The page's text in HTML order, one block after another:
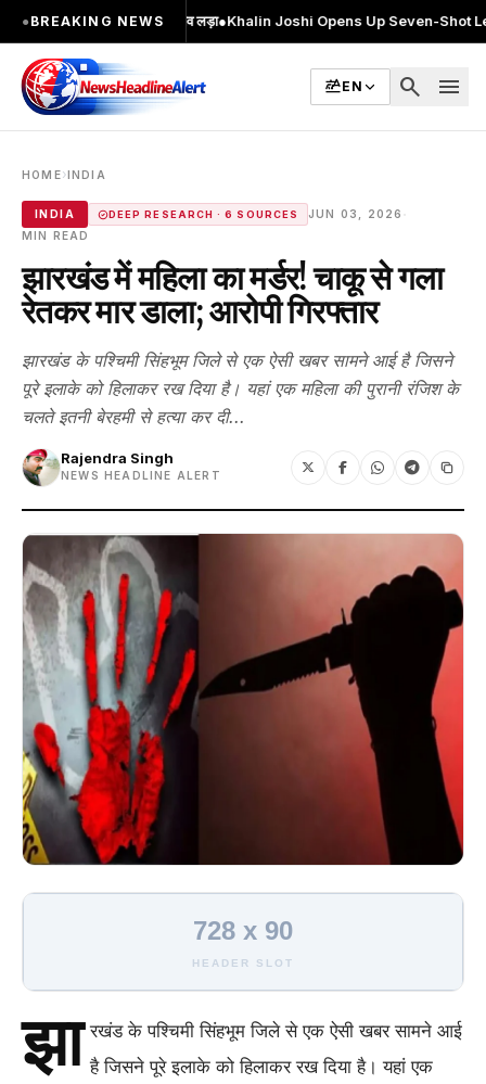
● BREAKING NEWS
किया, 2 बार चुनाव लड़ा●Khalin Joshi Opens Up Seven-Shot Lead After
EN search menu
HOME›INDIA
INDIA DEEP RESEARCH · 6 SOURCES JUN 03, 2026
MIN READ
झारखंड में महिला का मर्डर! चाकू से गला
रेतकर मार डाला; आरोपी गिरफ्तार
झारखंड के पश्चिमी सिंहभूम जिले से एक ऐसी खबर सामने आई है जिसने
पूरे इलाके को हिलाकर रख दिया है। यहां एक महिला की पुरानी रंजिश के
चलते इतनी बेरहमी से हत्या कर दी...
Rajendra Singh
NEWS HEADLINE ALERT
728 x 90
HEADER SLOT
झा रखंड के पश्चिमी सिंहभूम जिले से एक ऐसी खबर सामने आई
है जिसने पूरे इलाके को हिलाकर रख दिया है। यहां एक